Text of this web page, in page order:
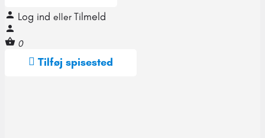
Log ind eller Tilmeld
0
Tilføj spisested